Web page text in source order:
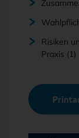
Risiken
Praxis (1)